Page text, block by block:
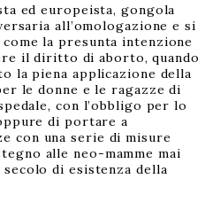
ed europeista, gongola
all’omologazione e si
la presunta intenzione
il diritto di aborto, quando
la piena applicazione della
le donne e le ragazze di
con l’obbligo per lo
di portare a
con una serie di misure
alle neo-mamme mai
di esistenza della